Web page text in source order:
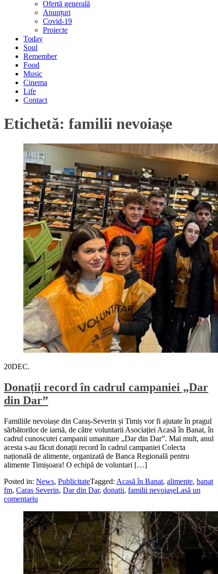
Ofertă generală
Anunțuri
Covid-19
Proiecte
Today
Soul
Remember
Food
Music
Cinema
Life
Contact
Etichetă: familii nevoiașe
20DEC.
Donații record în cadrul campaniei „Dar
din Dar”
Familiile nevoiașe din Caraș-Severin și Timiș vor fi ajutate în pragul
sărbătorilor de iarnă, de către voluntarii Asociației Acasă în Banat, în
cadrul cunoscutei campanii umanitare „Dar din Dar”. Mai mult, anul
acesta s-au făcut donații record în cadrul campaniei Colecta
națională de alimente, organizată de Banca Regională pentru
alimente Timișoara! O echipă de voluntari […]
Posted in: News, PublicitateTagged: Acasă în Banat, alimente, banat
fm, Caras Severin, Dar din Dar, donatii, familii nevoiașeLasă un
comentariu